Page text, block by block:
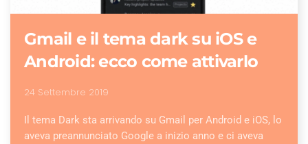
Gmail e il tema dark su iOS e
Android: ecco come attivarlo
24 Settembre 2019
Il tema Dark sta arrivando su Gmail per Android e iOS, lo
aveva preannunciato Google a inizio anno e ci aveva